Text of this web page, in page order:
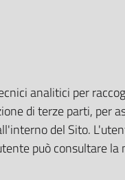
analitici per
di terze parti, per
del Sito.
può consultare la